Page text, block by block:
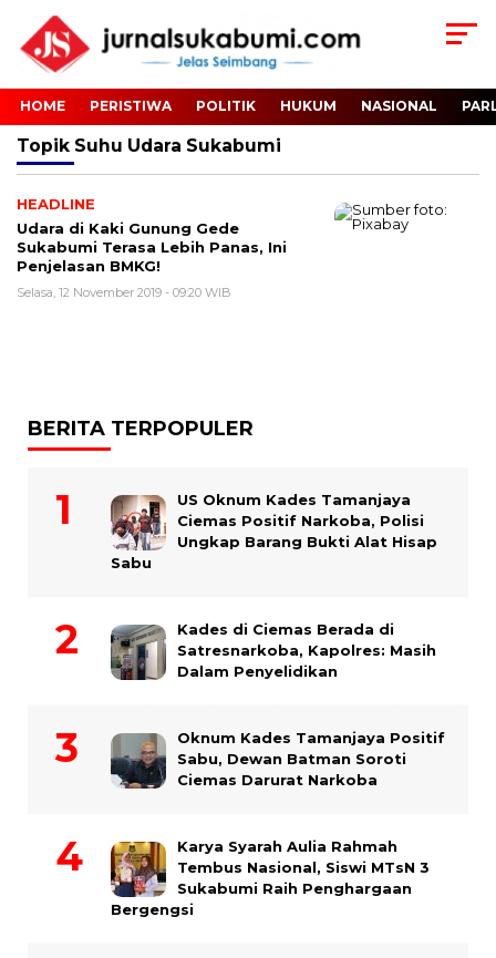
HOME PERISTIWA POLITIK HUKUM NASIONAL
Topik Suhu Udara Sukabumi
HEADLINE
Udara di Kaki Gunung Gede
Sukabumi Terasa Lebih Panas, Ini
Penjelasan BMKG!
Selasa, 12 November 2019 - 09:20 WIB
BERITA TERPOPULER
US Oknum Kades Tamanjaya
Ciemas Positif Narkoba, Polisi
Ungkap Barang Bukti Alat Hisap
Sabu
Kades di Ciemas Berada di
Satresnarkoba, Kapolres: Masih
Dalam Penyelidikan
Oknum Kades Tamanjaya Positif
Sabu, Dewan Batman Soroti
Ciemas Darurat Narkoba
Karya Syarah Aulia Rahmah
Tembus Nasional, Siswi MTsN 3
Sukabumi Raih Penghargaan
Bergengsi